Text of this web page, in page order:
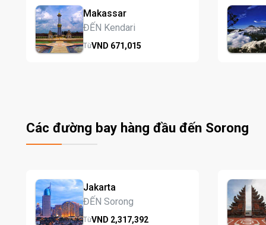
Makassar
ĐẾN Kendari
TừVND 671,015
Các đường bay hàng đầu đến Sorong
Jakarta
ĐẾN Sorong
TừVND 2,317,392